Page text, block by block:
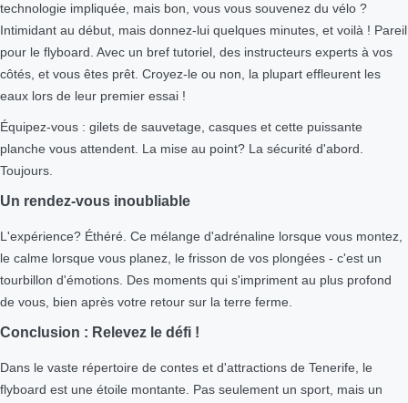
technologie impliquée, mais bon, vous vous souvenez du vélo ?
Intimidant au début, mais donnez-lui quelques minutes, et voilà ! Pareil
pour le flyboard. Avec un bref tutoriel, des instructeurs experts à vos
côtés, et vous êtes prêt. Croyez-le ou non, la plupart effleurent les
eaux lors de leur premier essai !
Équipez-vous : gilets de sauvetage, casques et cette puissante
planche vous attendent. La mise au point? La sécurité d'abord.
Toujours.
Un rendez-vous inoubliable
L'expérience? Éthéré. Ce mélange d'adrénaline lorsque vous montez,
le calme lorsque vous planez, le frisson de vos plongées - c'est un
tourbillon d'émotions. Des moments qui s'impriment au plus profond
de vous, bien après votre retour sur la terre ferme.
Conclusion : Relevez le défi !
Dans le vaste répertoire de contes et d'attractions de Tenerife, le
flyboard est une étoile montante. Pas seulement un sport, mais un